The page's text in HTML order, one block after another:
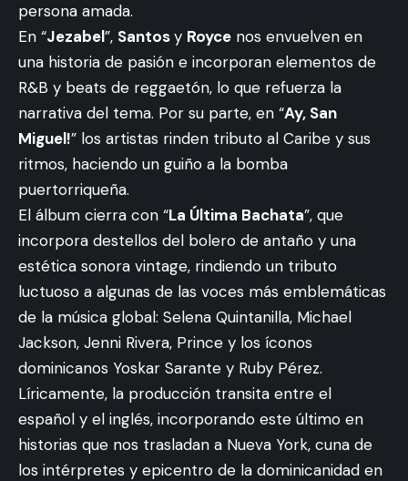
persona amada.
En “Jezabel”, Santosy Royce nos envuelven en
una historia de pasión e incorporan elementos de
R&B y beats de reggaetón, lo que refuerza la
narrativa del tema. Por su parte, en “Ay, San
Miguel!” los artistas rinden tributo al Caribe y sus
ritmos, haciendo un guiño a la bomba
puertorriqueña.
El álbum cierra con “La Última Bachata”, que
incorpora destellos del bolero de antaño y una
estética sonora vintage, rindiendo un tributo
luctuoso a algunas de las voces más emblemáticas
de la música global: Selena Quintanilla, Michael
Jackson, Jenni Rivera, Prince y los íconos
dominicanos Yoskar Sarante y Ruby Pérez.
Líricamente, la producción transita entre el
español y el inglés, incorporando este último en
historias que nos trasladan a Nueva York, cuna de
los intérpretes y epicentro de la dominicanidad en